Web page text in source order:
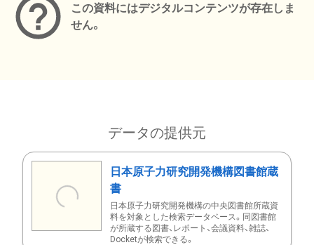
この資料にはデジタルコンテンツが存在しま
せん。
データの提供元
日本原子力研究開発機構図書館蔵
書
日本原子力研究開発機構の中央図書館所蔵資
料を対象とした検索データベース。同図書館
が所蔵する図書、レポート、会議資料、雑誌、
Docketが検索できる。